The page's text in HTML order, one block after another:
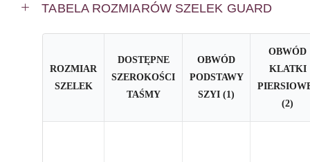
TABELA ROZMIARÓW SZELEK GUARD
ROZMIAR
SZELEK
DOSTĘPNE
SZEROKOŚCI
TAŚMY
OBWÓD
PODSTAWY
SZYI (1)
OBWÓD
KLATKI
(2)